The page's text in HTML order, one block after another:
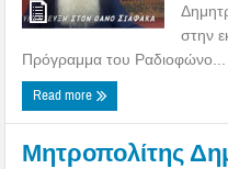
στην
Πρόγραμμα του Ραδιοφώνο...
Read more
Μητροπολίτης